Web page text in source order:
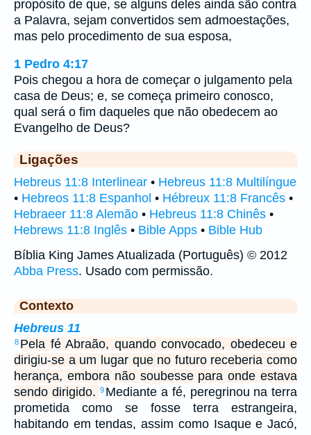
propósito de que, se alguns deles ainda são contra
a Palavra, sejam convertidos sem admoestações,
mas pelo procedimento de sua esposa,
1 Pedro 4:17
Pois chegou a hora de começar o julgamento pela
casa de Deus; e, se começa primeiro conosco,
qual será o fim daqueles que não obedecem ao
Evangelho de Deus?
Ligações
Hebreus 11:8 Interlinear • Hebreus 11:8 Multilíngue
• Hebreos 11:8 Espanhol • Hébreux 11:8 Francês •
Hebraeer 11:8 Alemão • Hebreus 11:8 Chinês •
Hebrews 11:8 Inglês • Bible Apps • Bible Hub
Bíblia King James Atualizada (Português) © 2012
Abba Press. Usado com permissão.
Contexto
Hebreus 11
8 Pela fé Abraão, quando convocado, obedeceu e
dirigiu-se a um lugar que no futuro receberia como
herança, embora não soubesse para onde estava
sendo dirigido.
9 Mediante a fé, peregrinou na terra
prometida como se fosse terra estrangeira,
habitando em tendas, assim como Isaque e Jacó,